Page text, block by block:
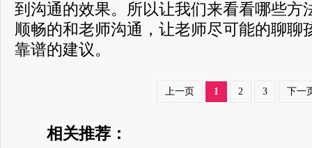
到沟通的效果。所以让我们来看看哪些方
顺畅的和老师沟通，让老师尽可能的聊聊
靠谱的建议。
上一页 1 2 3 下一
相关推荐：